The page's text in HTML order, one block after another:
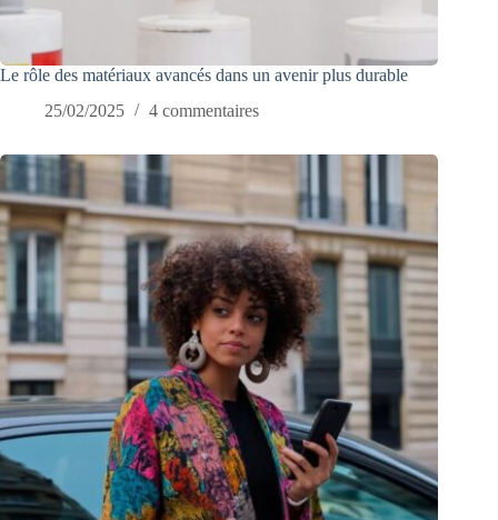
Le rôle des matériaux avancés dans un avenir plus durable
25/02/2025
4 commentaires